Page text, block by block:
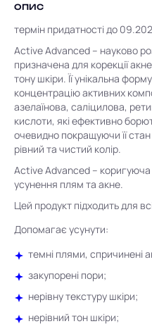
ОПИС
термін придатності до
Active Advanced – науково
призначена для корекції
тону шкіри. Її унікальна
концентрацію активних
азелаїнова, саліцилова,
кислоти, які ефективно
очевидно покращуючи її
рівний та чистий колір.
Active Advanced –
усунення плям та акне.
Цей продукт підходить для
Допомагає усунути:
темні плями, спричинені
закупорені пори;
нерівну текстуру шкіри;
нерівний тон шкіри;